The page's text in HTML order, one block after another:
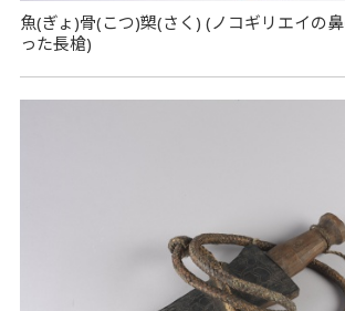
魚(ぎょ)骨(こつ)槊(さく) (ノコギリエイの
った長槍)